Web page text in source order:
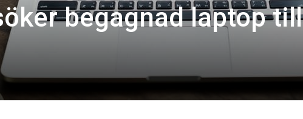
begagnad laptop till